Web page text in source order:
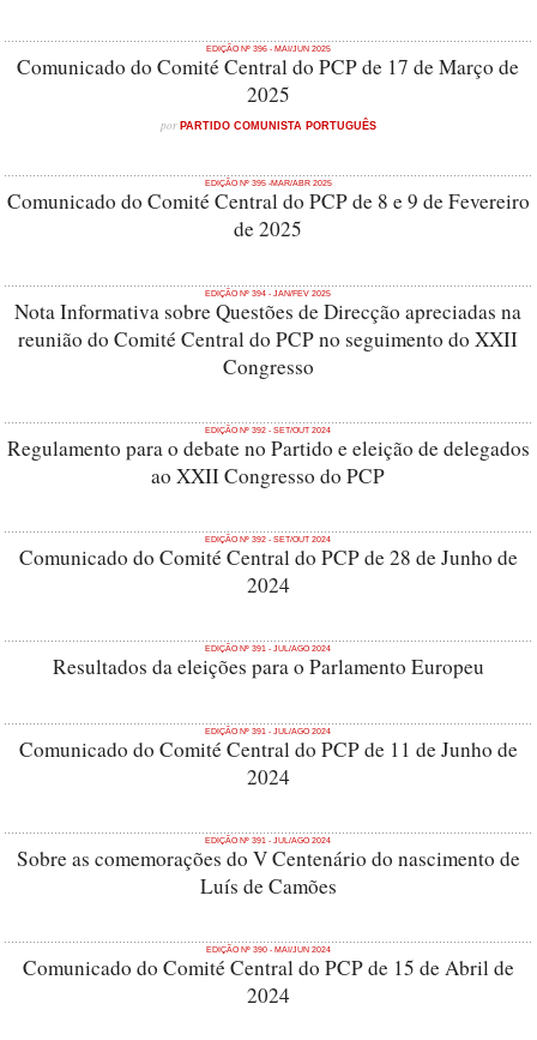
EDIÇÃO Nº 396 - MAI/JUN 2025
Comunicado do Comité Central do PCP de 17 de Março de
2025
porPARTIDO COMUNISTA PORTUGUÊS
EDIÇÃO Nº 395 -MAR/ABR 2025
Comunicado do Comité Central do PCP de 8 e 9 de Fevereiro
de 2025
EDIÇÃO Nº 394 - JAN/FEV 2025
Nota Informativa sobre Questões de Direcção apreciadas na
reunião do Comité Central do PCP no seguimento do XXII
Congresso
EDIÇÃO Nº 392 - SET/OUT 2024
Regulamento para o debate no Partido e eleição de delegados
ao XXII Congresso do PCP
EDIÇÃO Nº 392 - SET/OUT 2024
Comunicado do Comité Central do PCP de 28 de Junho de
2024
EDIÇÃO Nº 391 - JUL/AGO 2024
Resultados da eleições para o Parlamento Europeu
EDIÇÃO Nº 391 - JUL/AGO 2024
Comunicado do Comité Central do PCP de 11 de Junho de
2024
EDIÇÃO Nº 391 - JUL/AGO 2024
Sobre as comemorações do V Centenário do nascimento de
Luís de Camões
EDIÇÃO Nº 390 - MAI/JUN 2024
Comunicado do Comité Central do PCP de 15 de Abril de
2024